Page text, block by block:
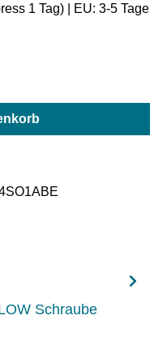
1 Tag) | EU: 3-5 Tage
gewünschten
Schraube